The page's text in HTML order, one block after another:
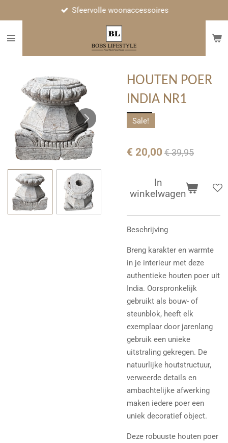
naar
Sfeervolle woonaccessoires
HOUTEN POER
INDIA NR1
Sale!
€ 20,00 € 39,95
In
winkelwagen
Beschrijving
Breng karakter en warmte
in je interieur met deze
authentieke houten poer uit
India. Oorspronkelijk
gebruikt als bouw- of
steunblok, heeft elk
exemplaar door jarenlang
gebruik een unieke
uitstraling gekregen. De
natuurlijke houtstructuur,
verweerde details en
ambachtelijke afwerking
maken iedere poer een
uniek decoratief object.
Deze robuuste houten poer